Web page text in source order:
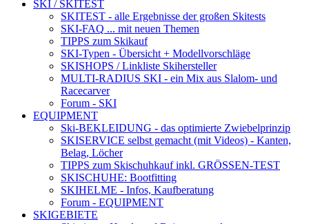
SKI / SKITEST
SKITEST - alle Ergebnisse der großen Skitests
SKI-FAQ ... mit neuen Themen
TIPPS zum Skikauf
SKI-Typen - Übersicht + Modellvorschläge
SKISHOPS / Linkliste Skihersteller
MULTI-RADIUS SKI - ein Mix aus Slalom- und
Racecarver
Forum - SKI
EQUIPMENT
Ski-BEKLEIDUNG - das optimierte Zwiebelprinzip
SKISERVICE selbst gemacht (mit Videos) - Kanten,
Belag, Löcher
TIPPS zum Skischuhkaufinkl. GRÖSSEN-TEST
SKISCHUHE: Bootfitting
SKIHELME - Infos, Kaufberatung
Forum - EQUIPMENT
SKIGEBIETE